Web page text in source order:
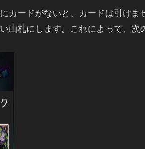
カードがないと、カードは引け
山札にします。これによって、